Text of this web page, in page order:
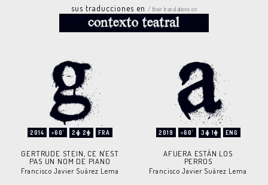
sus traducciones en / their translations on
2014 >60' 2 2 FRA
GERTRUDE STEIN, CE N'EST
PAS UN NOM DE PIANO
Francisco Javier Suárez Lema
2019 >60' 3 1 ENG
AFUERA ESTÁN LOS
PERROS
Francisco Javier Suárez Lema